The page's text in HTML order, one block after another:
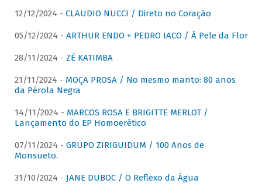
12/12/2024 - CLAUDIO NUCCI / Direto no Coração
05/12/2024 - ARTHUR ENDO + PEDRO IACO / À Pele da Flor
28/11/2024 - ZÉ KATIMBA
21/11/2024 - MOÇA PROSA / No mesmo manto: 80 anos
da Pérola Negra
14/11/2024 - MARCOS ROSA E BRIGITTE MERLOT /
Lançamento do EP Homoerético
07/11/2024 - GRUPO ZIRIGUIDUM / 100 Anos de
Monsueto.
31/10/2024 - JANE DUBOC / O Reflexo da Água